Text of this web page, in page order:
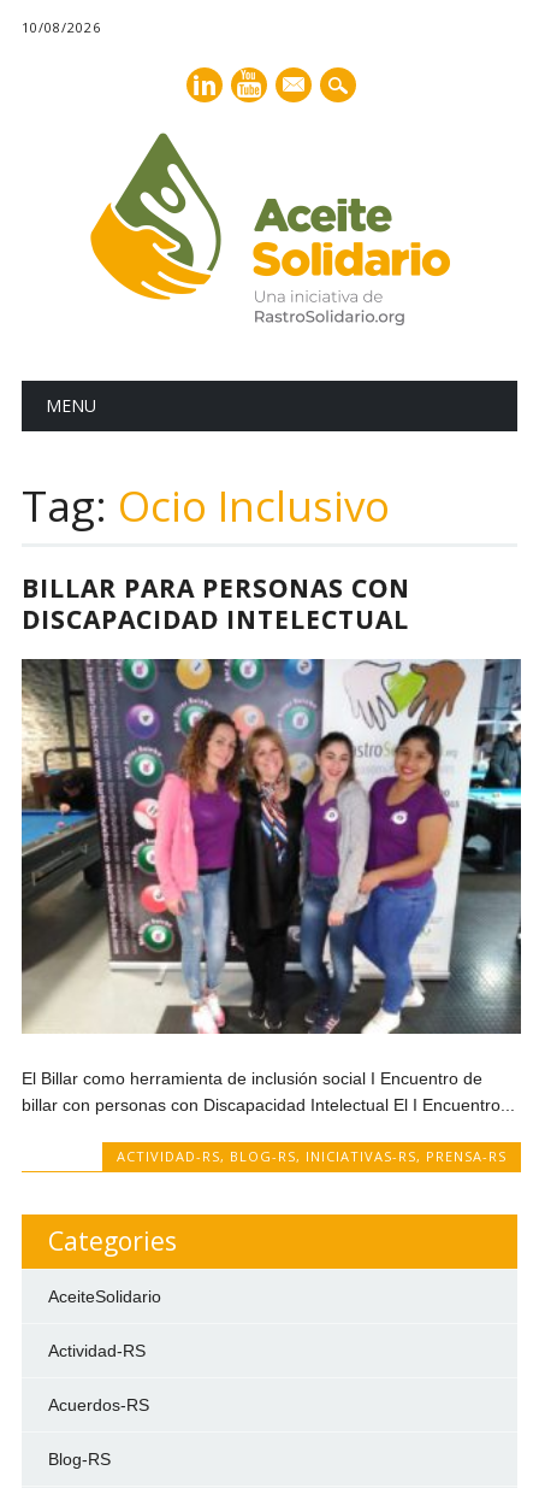
10/08/2026
mail
Main menu
MENU
Tag: Ocio Inclusivo
BILLAR PARA PERSONAS CON
DISCAPACIDAD INTELECTUAL
El Billar como herramienta de inclusión social I Encuentro de
billar con personas con Discapacidad Intelectual El I Encuentro...
ACTIVIDAD-RS, BLOG-RS, INICIATIVAS-RS, PRENSA-RS
Categories
AceiteSolidario
Actividad-RS
Acuerdos-RS
Blog-RS